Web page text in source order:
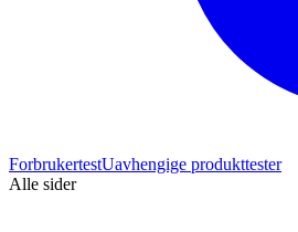
ForbrukertestUavhengige produkttester
Alle sider